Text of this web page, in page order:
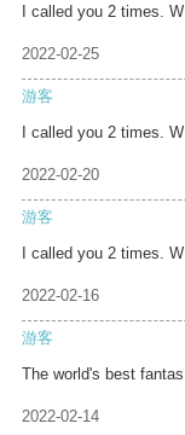
I called you 2 times. W
2022-02-25
游客
I called you 2 times. W
2022-02-20
游客
I called you 2 times. W
2022-02-16
游客
The world's best fantas
2022-02-14